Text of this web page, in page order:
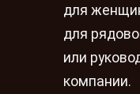
для
для
или
компании.